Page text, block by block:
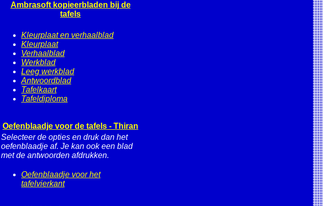
Ambrasoft kopieerbladen bij de
tafels
Kleurplaat en verhaalblad
Kleurplaat
Verhaalblad
Werkblad
Leeg werkblad
Antwoordblad
Tafelkaart
Tafeldiploma
Oefenblaadje voor de tafels - Thiran
Selecteer de opties en druk dan het
oefenblaadje af. Je kan ook een blad
met de antwoorden afdrukken.
Oefenblaadje voor het
tafelvierkant